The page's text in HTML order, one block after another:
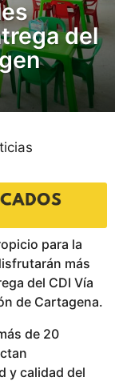
del
para la
más
del CDI Vía
de Cartagena.
de 20
y calidad del